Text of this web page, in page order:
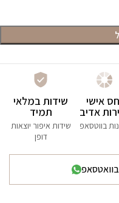
אישי
אדיב
בווטסאפ
שידות במלאי
תמיד
שידות איפור יוצאות
דופן